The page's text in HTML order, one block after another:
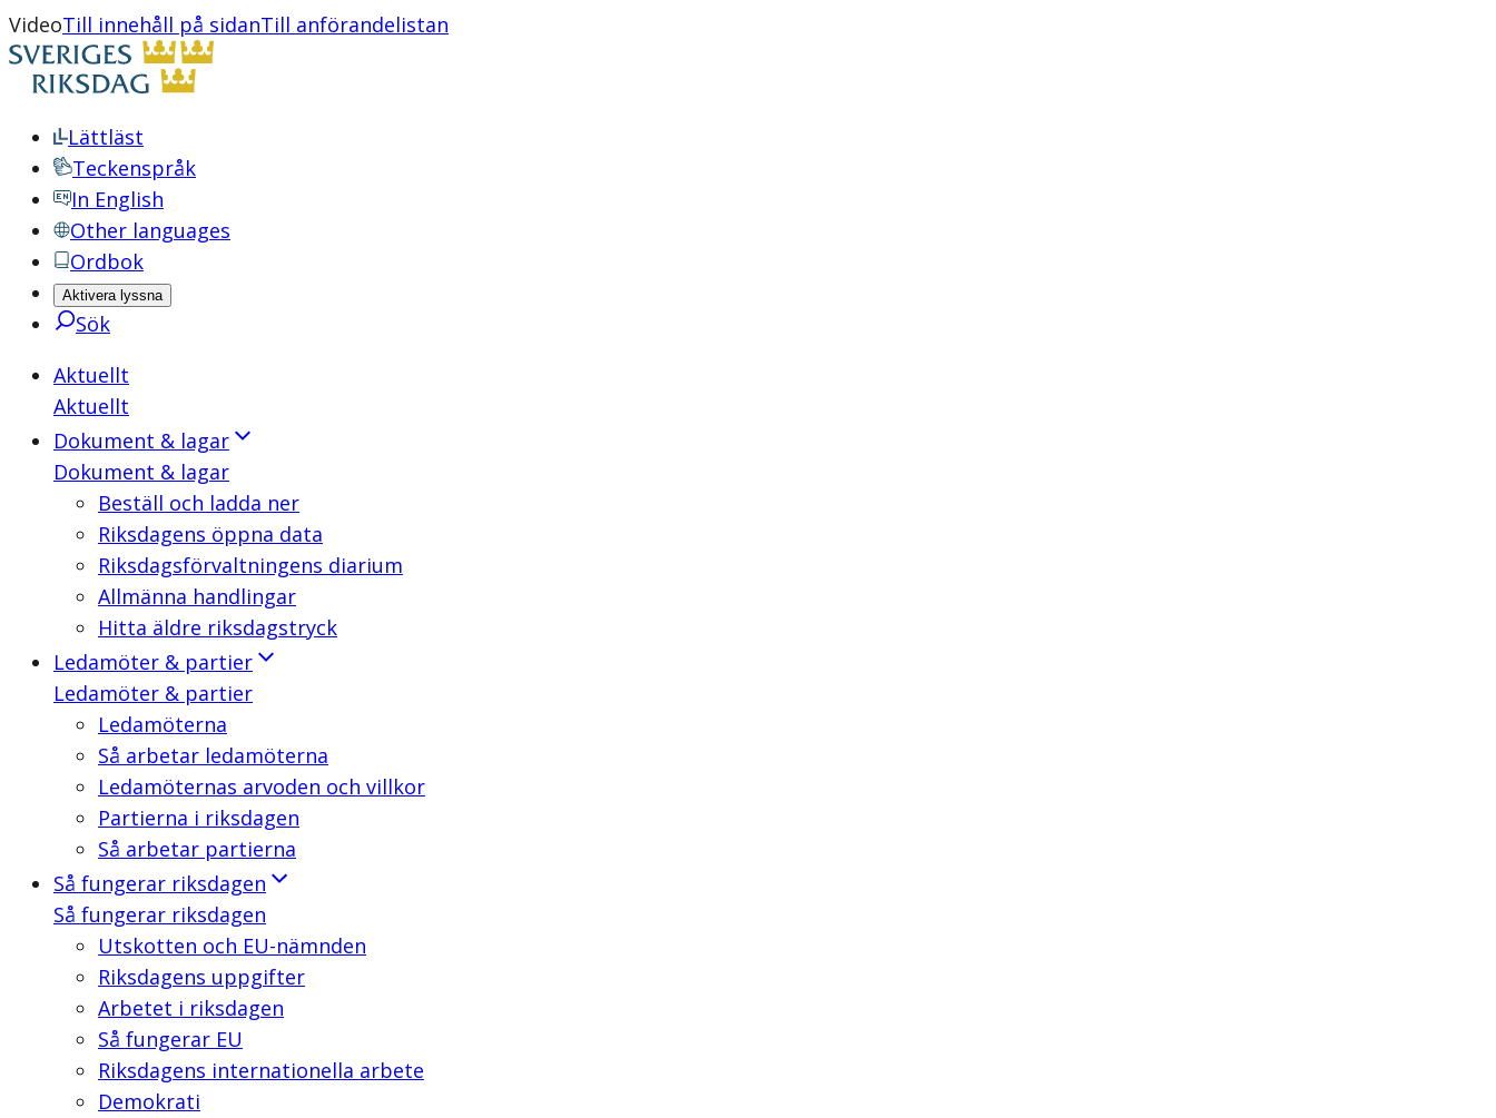
VideoTill innehåll på sidanTill anförandelistan
Lättläst
Teckenspråk
In English
Other languages
Ordbok
Aktivera lyssna
Sök
Aktuellt
Aktuellt
Dokument & lagar
Dokument & lagar
Beställ och ladda ner
Riksdagens öppna data
Riksdagsförvaltningens diarium
Allmänna handlingar
Hitta äldre riksdagstryck
Ledamöter & partier
Ledamöter & partier
Ledamöterna
Så arbetar ledamöterna
Ledamöternas arvoden och villkor
Partierna i riksdagen
Så arbetar partierna
Så fungerar riksdagen
Så fungerar riksdagen
Utskotten och EU-nämnden
Riksdagens uppgifter
Arbetet i riksdagen
Så fungerar EU
Riksdagens internationella arbete
Demokrati